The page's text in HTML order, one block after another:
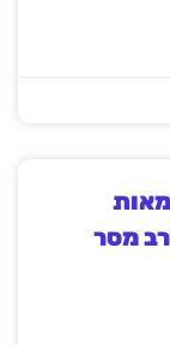
20 דוגמאות
מסר